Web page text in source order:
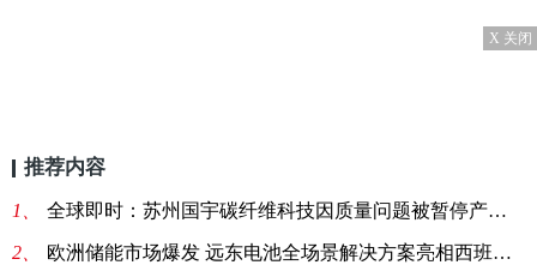
X 关闭
推荐内容
1、 全球即时：苏州国宇碳纤维科技因质量问题被暂停产品中标资格6个月
2、 欧洲储能市场爆发 远东电池全场景解决方案亮相西班牙Genera